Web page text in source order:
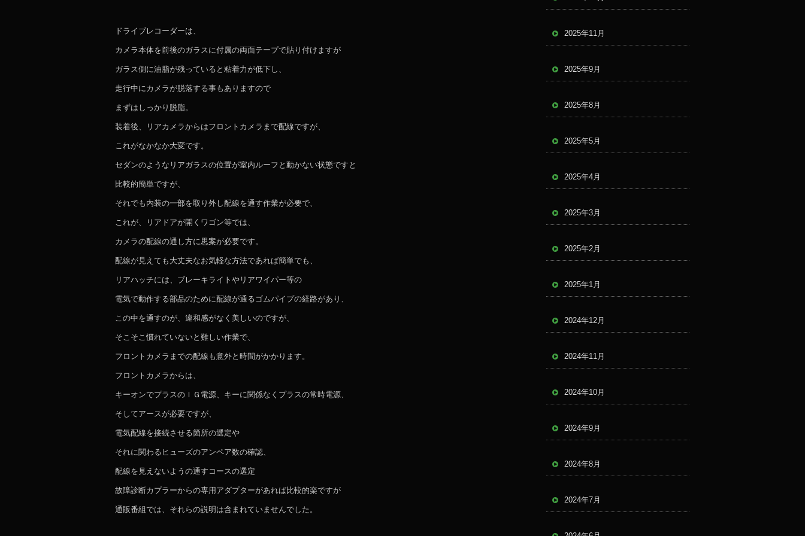
ドライブレコーダーは、
カメラ本体を前後のガラスに付属の両面テープで貼り付けますが
ガラス側に油脂が残っていると粘着力が低下し、
走行中にカメラが脱落する事もありますので
まずはしっかり脱脂。
装着後、リアカメラからはフロントカメラまで配線ですが、
これがなかなか大変です。
セダンのようなリアガラスの位置が室内ルーフと動かない状態ですと
比較的簡単ですが、
それでも内装の一部を取り外し配線を通す作業が必要で、
これが、リアドアが開くワゴン等では、
カメラの配線の通し方に思案が必要です。
配線が見えても大丈夫なお気軽な方法であれば簡単でも、
リアハッチには、ブレーキライトやリアワイパー等の
電気で動作する部品のために配線が通るゴムパイプの経路があり、
この中を通すのが、違和感がなく美しいのですが、
そこそこ慣れていないと難しい作業で、
フロントカメラまでの配線も意外と時間がかかります。
フロントカメラからは、
キーオンでプラスのＩＧ電源、キーに関係なくプラスの常時電源、
そしてアースが必要ですが、
電気配線を接続させる箇所の選定や
それに関わるヒューズのアンペア数の確認、
配線を見えないようの通すコースの選定
故障診断カプラーからの専用アダプターがあれば比較的楽ですが
通販番組では、それらの説明は含まれていませんでした。
2025年11月
2025年9月
2025年8月
2025年5月
2025年4月
2025年3月
2025年2月
2025年1月
2024年12月
2024年11月
2024年10月
2024年9月
2024年8月
2024年7月